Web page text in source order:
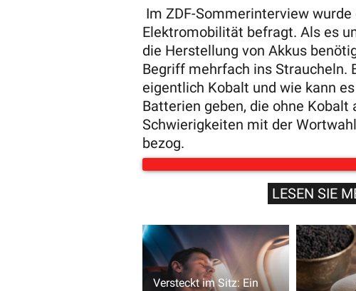
Im ZDF-Sommerinterview
Elektromobilität befragt. Als es
die Herstellung von Akkus
Begriff mehrfach ins Straucheln.
eigentlich Kobalt und wie kann
Batterien geben, die ohne
Schwierigkeiten mit der
bezog.
LESEN SIE
Versteckt im Sitz: Ein